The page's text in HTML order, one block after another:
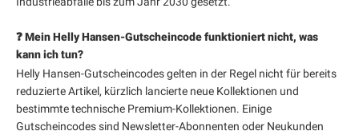
❓ Mein Helly Hansen-Gutscheincode funktioniert nicht, was
kann ich tun?
Helly Hansen-Gutscheincodes gelten in der Regel nicht für bereits
reduzierte Artikel, kürzlich lancierte neue Kollektionen und
bestimmte technische Premium-Kollektionen. Einige
Gutscheincodes sind Newsletter-Abonnenten oder Neukunden